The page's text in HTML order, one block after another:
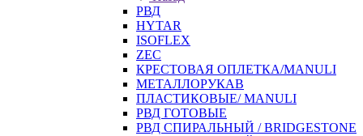
РВД
HYTAR
ISOFLEX
ZEC
КРЕСТОВАЯ ОПЛЕТКА/MANULI
МЕТАЛЛОРУКАВ
ПЛАСТИКОВЫЕ/ MANULI
РВД ГОТОВЫЕ
РВД СПИРАЛЬНЫЙ / BRIDGESTONE